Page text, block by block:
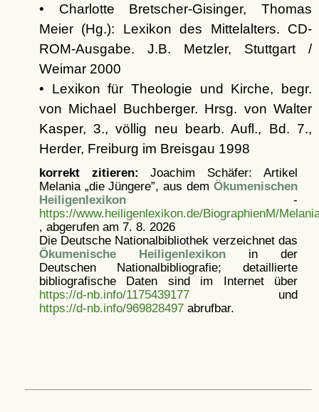
• Charlotte Bretscher-Gisinger, Thomas
Meier (Hg.): Lexikon des Mittelalters. CD-
ROM-Ausgabe. J.B. Metzler, Stuttgart /
Weimar 2000
• Lexikon für Theologie und Kirche, begr.
von Michael Buchberger. Hrsg. von Walter
Kasper, 3., völlig neu bearb. Aufl., Bd. 7.,
Herder, Freiburg im Breisgau 1998
korrekt zitieren: Joachim Schäfer: Artikel
Melania „die Jüngere”, aus dem Ökumenischen
Heiligenlexikon-
https://www.heiligenlexikon.de/BiographienM/
, abgerufen am 7. 8. 2026
Die Deutsche Nationalbibliothek verzeichnet das
Ökumenische Heiligenlexikonin der
Deutschen Nationalbibliografie; detaillierte
bibliografische Daten sind im Internet über
https://d-nb.info/1175439177und
https://d-nb.info/969828497abrufbar.